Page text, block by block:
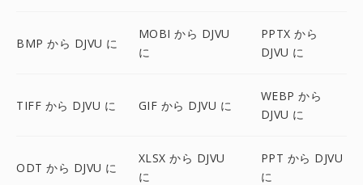
BMP から DJVU に
MOBI から DJVU
に
PPTX から
DJVU に
TIFF から DJVU に GIF から DJVU に
WEBP から
DJVU に
ODT から DJVU に
XLSX から DJVU
に
PPT から DJVU
に